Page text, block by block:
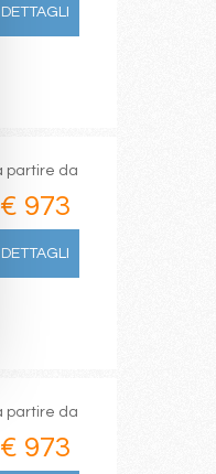
DETTAGLI
partire da
€ 973
DETTAGLI
partire da
€ 973